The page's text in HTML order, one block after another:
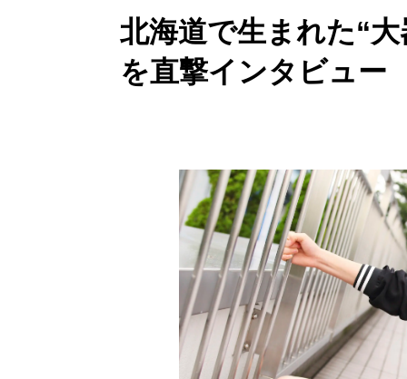
北海道で生まれた“
を直撃インタビュー